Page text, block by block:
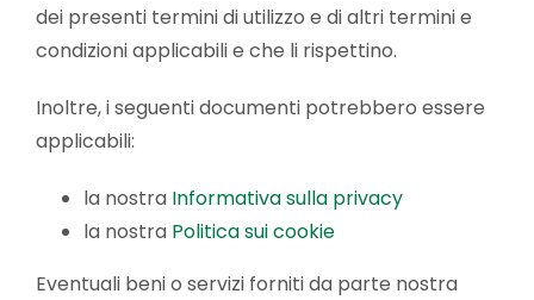
dei presenti termini di utilizzo e di altri termini e
condizioni applicabili e che li rispettino.
Inoltre, i seguenti documenti potrebbero essere
applicabili:
la nostra Informativa sulla privacy
la nostra Politica sui cookie
Eventuali beni o servizi forniti da parte nostra